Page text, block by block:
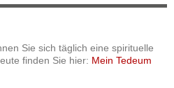
Sie sich täglich eine spirituelle
finden Sie hier: Mein Tedeum